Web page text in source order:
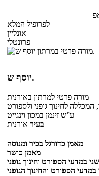
לפרופיל המלא
אונליין
פרונטלי
יוסף ש.
מורה פרטי למרתון באורנית
לחינוך גופני ולספורט
ע”ש זינמן במכון וינגייט
בעיר אורנית
מאמן כדורגל בכיר ומנוסה
מאמן כושר
במדעי הספורט וחינוך גופני
הספורט והחינוך הגופני